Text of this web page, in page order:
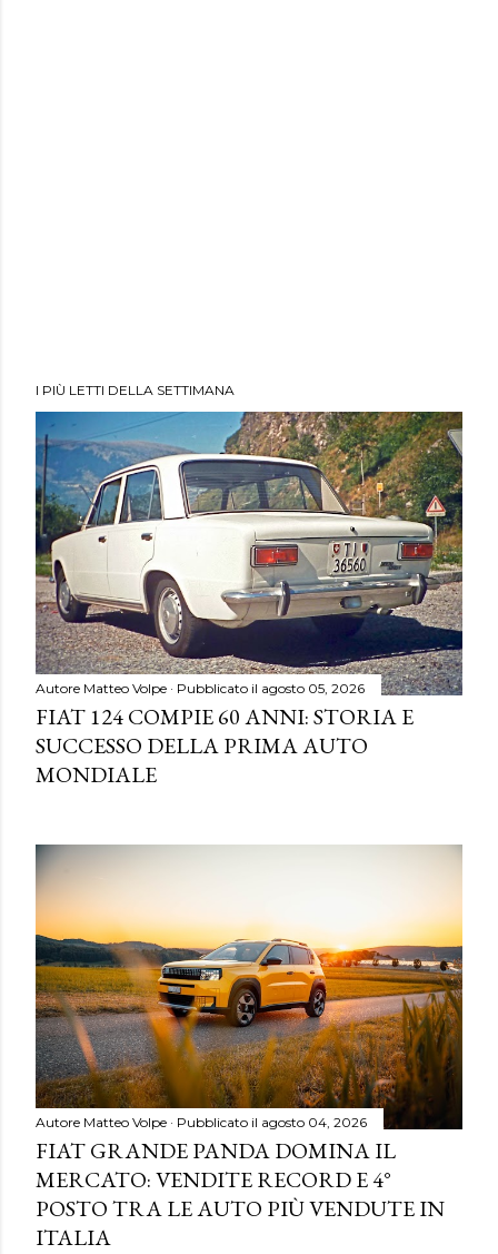
I PIÙ LETTI DELLA SETTIMANA
Autore Matteo Volpe Pubblicato il agosto 05, 2026
FIAT 124 COMPIE 60 ANNI: STORIA E
SUCCESSO DELLA PRIMA AUTO
MONDIALE
Autore Matteo Volpe Pubblicato il agosto 04, 2026
FIAT GRANDE PANDA DOMINA IL
MERCATO: VENDITE RECORD E 4°
POSTO TRA LE AUTO PIÙ VENDUTE IN
ITALIA